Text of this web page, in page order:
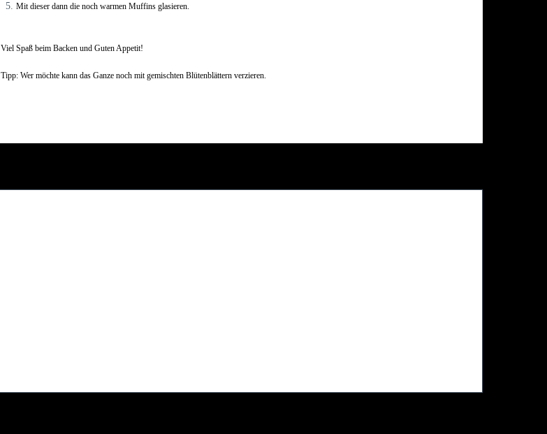
Mit dieser dann die noch warmen Muffins glasieren.
Viel Spaß beim Backen und Guten Appetit!
Tipp: Wer möchte kann das Ganze noch mit gemischten Blütenblättern verzieren.